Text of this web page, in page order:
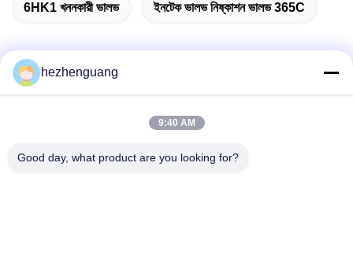
6HK1 খননকারী ভালভ ইনটেক ভালভ নিষ্কাশন ভালভ 365C
ঠিকানা: ইংফেং মেশিনারি মার্কেট, নং 1192, ঝোংশান অ্যাভিনিউ, তিয়ানহে জেলা,
hezhenguang
9:40 AM
Good day, what product are you looking for?